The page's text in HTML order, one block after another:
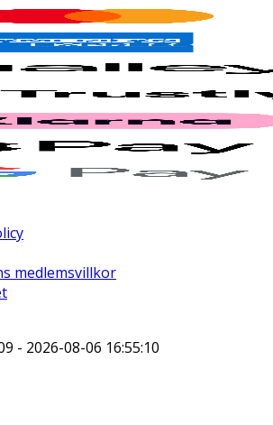
medlemsvillkor
- 2026-08-06 16:55:10